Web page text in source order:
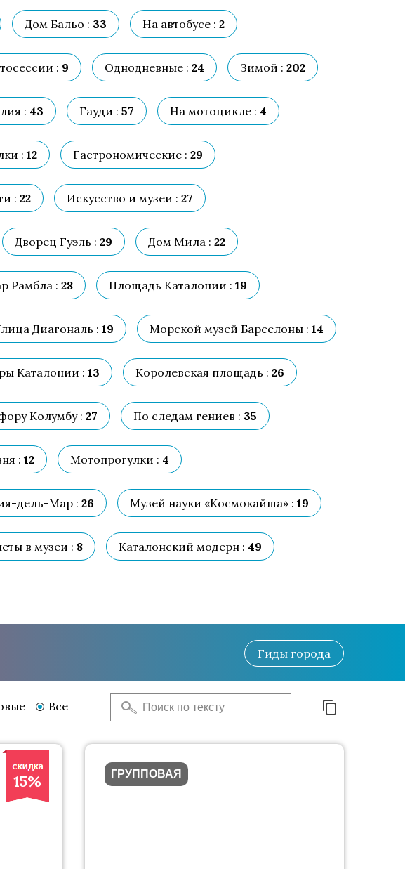
Дом Бальо : 33 На автобусе : 2
: 9 Однодневные : 24 Зимой : 202
: 43 Гауди : 57 На мотоцикле : 4
: 12 Гастрономические : 29
: 22 Искусство и музеи : 27
Дворец Гуэль : 29 Дом Мила : 22
Рамбла : 28 Площадь Каталонии : 19
Диагональ : 19 Морской музей Барселоны : 14
Каталонии : 13 Королевская площадь : 26
Колумбу : 27 По следам гениев : 35
: 12 Мотопрогулки : 4
дель-Мар : 26 Музей науки «Космокайша» : 19
в музеи : 8 Каталонский модерн : 49
Гиды города
Все
15% ГРУППОВАЯ